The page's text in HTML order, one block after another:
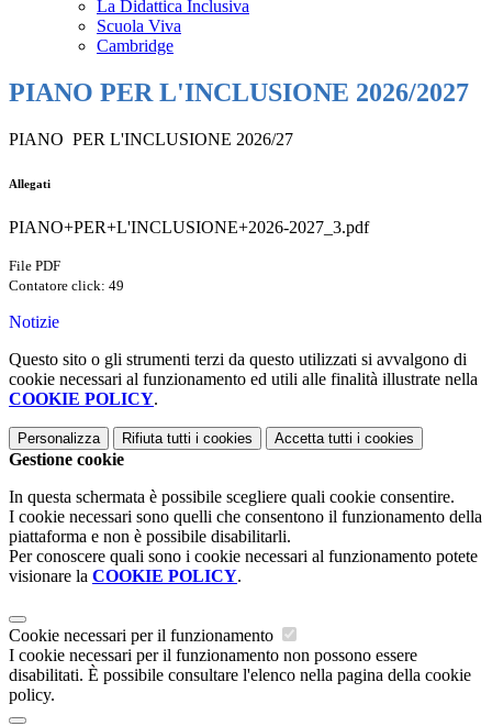
La Didattica Inclusiva
Scuola Viva
Cambridge
PIANO PER L'INCLUSIONE 2026/2027
PIANO PER L'INCLUSIONE 2026/27
Allegati
PIANO+PER+L'INCLUSIONE+2026-2027_3.pdf
File PDF
Contatore click: 49
Notizie
Questo sito o gli strumenti terzi da questo utilizzati si avvalgono di
cookie necessari al funzionamento ed utili alle finalità illustrate nella
COOKIE POLICY.
Personalizza Rifiuta tutti i cookies Accetta tutti i cookies
Gestione cookie
In questa schermata è possibile scegliere quali cookie consentire.
I cookie necessari sono quelli che consentono il funzionamento della
piattaforma e non è possibile disabilitarli.
Per conoscere quali sono i cookie necessari al funzionamento potete
visionare la COOKIE POLICY.
Cookie necessari per il funzionamento
I cookie necessari per il funzionamento non possono essere
disabilitati. È possibile consultare l'elenco nella pagina della cookie
policy.